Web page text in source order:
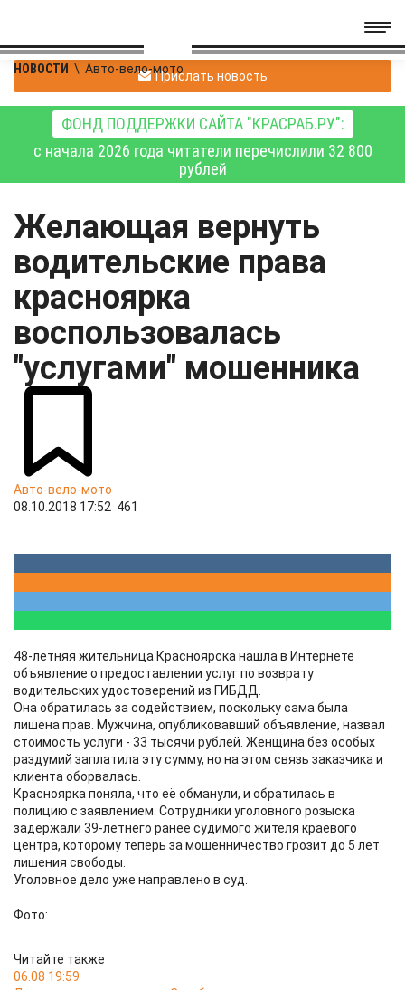
НОВОСТИ \ Авто-вело-мотоПрислать новость
ФОНД ПОДДЕРЖКИ САЙТА "КРАСРАБ.РУ":
с начала 2026 года читатели перечислили 32 800
рублей
Желающая вернуть
водительские права
красноярка
воспользовалась
"услугами" мошенника
Авто-вело-мото
08.10.2018 17:52 461
48-летняя жительница Красноярска нашла в Интернете
объявление о предоставлении услуг по возврату
водительских удостоверений из ГИБДД.
Она обратилась за содействием, поскольку сама была
лишена прав. Мужчина, опубликовавший объявление, назвал
стоимость услуги - 33 тысячи рублей. Женщина без особых
раздумий заплатила эту сумму, но на этом связь заказчика и
клиента оборвалась.
Красноярка поняла, что её обманули, и обратилась в
полицию с заявлением. Сотрудники уголовного розыска
задержали 39-летнего ранее судимого жителя краевого
центра, которому теперь за мошенничество грозит до 5 лет
лишения свободы.
Уголовное дело уже направлено в суд.
Фото:
Читайте также
06.08 19:59